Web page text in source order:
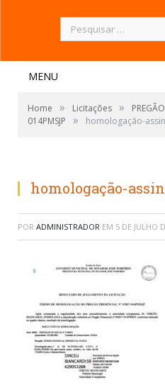
Pesquisar
por:
MENU
Home » Licitações »
014PMSJP
» homologação-
homologação-
POR ADMINISTRADOR EM 5 DE JULHO